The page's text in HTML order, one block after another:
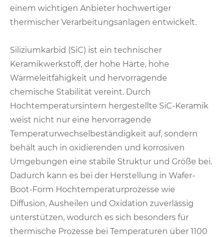
einem wichtigen Anbieter hochwertiger
thermischer Verarbeitungsanlagen entwickelt.
Siliziumkarbid (SiC) ist ein technischer
Keramikwerkstoff, der hohe Härte, hohe
Wärmeleitfähigkeit und hervorragende
chemische Stabilität vereint. Durch
Hochtemperatursintern hergestellte SiC-Keramik
weist nicht nur eine hervorragende
Temperaturwechselbeständigkeit auf, sondern
behält auch in oxidierenden und korrosiven
Umgebungen eine stabile Struktur und Größe bei.
Dadurch kann es bei der Herstellung in Wafer-
Boot-Form Hochtemperaturprozesse wie
Diffusion, Ausheilen und Oxidation zuverlässig
unterstützen, wodurch es sich besonders für
thermische Prozesse bei Temperaturen über 1100